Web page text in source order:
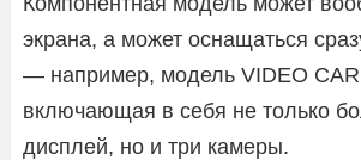
экрана, а может оснащаться
— например, модель VIDEO
включающая в себя не только
дисплей, но и три камеры.